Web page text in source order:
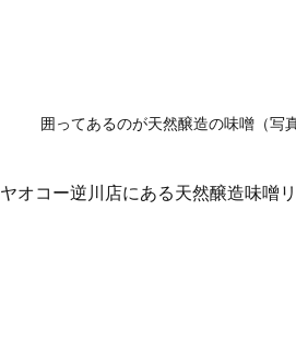
囲ってあるのが天然醸造の味噌（写
ヤオコー逆川店にある天然醸造味噌